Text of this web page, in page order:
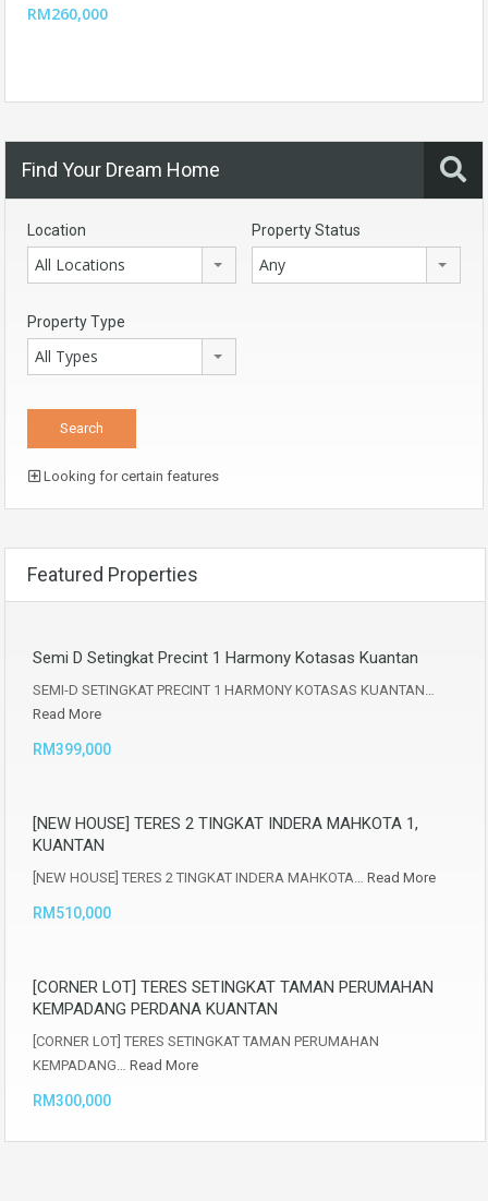
RM260,000
Find Your Dream Home
Location
All Locations
Property Status
Any
Property Type
All Types
Looking for certain features
Featured Properties
Semi D Setingkat Precint 1 Harmony Kotasas Kuantan
SEMI-D SETINGKAT PRECINT 1 HARMONY KOTASAS KUANTAN…
Read More
RM399,000
[NEW HOUSE] TERES 2 TINGKAT INDERA MAHKOTA 1,
KUANTAN
[NEW HOUSE] TERES 2 TINGKAT INDERA MAHKOTA… Read More
RM510,000
[CORNER LOT] TERES SETINGKAT TAMAN PERUMAHAN
KEMPADANG PERDANA KUANTAN
[CORNER LOT] TERES SETINGKAT TAMAN PERUMAHAN
KEMPADANG… Read More
RM300,000